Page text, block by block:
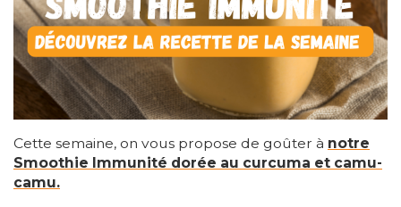
Cette semaine, on vous propose de goûter à notre
Smoothie Immunité dorée au curcuma et camu-
camu.